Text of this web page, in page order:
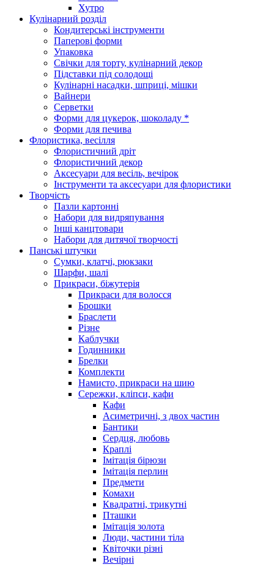
Хутро
Кулінарний розділ
Кондитерські інструменти
Паперові форми
Упаковка
Свічки для торту, кулінарний декор
Підставки під солодощі
Кулінарні насадки, шприці, мішки
Вайнери
Серветки
Форми для цукерок, шоколаду *
Форми для печива
Флористика, весілля
Флористичний дріт
Флористичний декор
Аксесуари для весіль, вечірок
Інструменти та аксесуари для флористики
Творчість
Пазли картонні
Набори для видряпування
Інші канцтовари
Набори для дитячої творчості
Панські штучки
Сумки, клатчі, рюкзаки
Шарфи, шалі
Прикраси, біжутерія
Прикраси для волосся
Брошки
Браслети
Різне
Каблучки
Годинники
Брелки
Комплекти
Намисто, прикраси на шию
Сережки, кліпси, кафи
Кафи
Асиметричні, з двох частин
Бантики
Сердця, любовь
Краплі
Імітація бірюзи
Імітація перлин
Предмети
Комахи
Квадратні, трикутні
Пташки
Імітація золота
Люди, частини тіла
Квіточки різні
Вечірні